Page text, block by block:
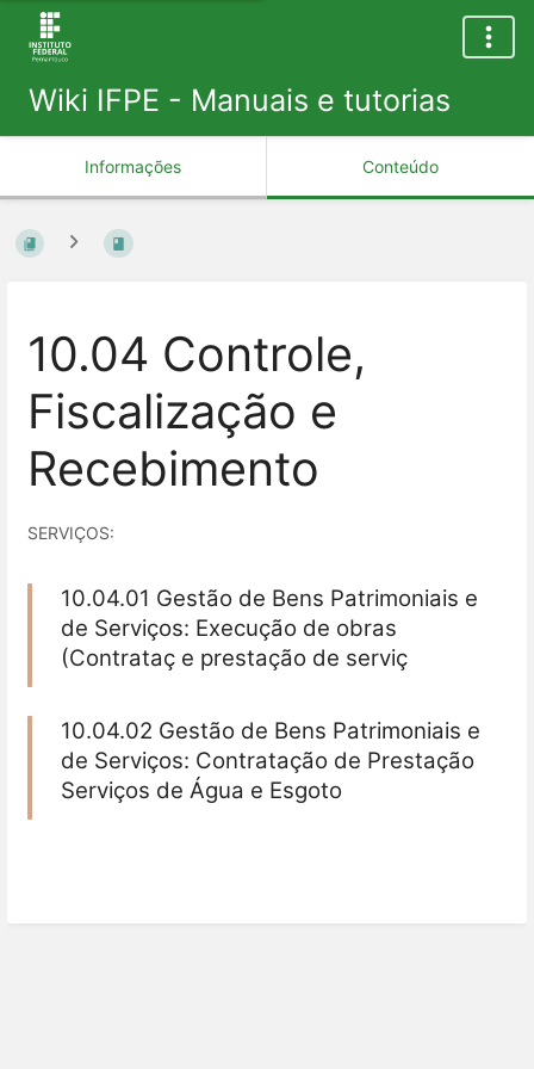
Wiki IFPE - Manuais e tutorias
Informações Conteúdo
10.04 Controle,
Fiscalização e
Recebimento
SERVIÇOS:
10.04.01 Gestão de Bens Patrimoniais e
de Serviços: Execução de obras
(Contrataç e prestação de serviç
10.04.02 Gestão de Bens Patrimoniais e
de Serviços: Contratação de Prestação
Serviços de Água e Esgoto